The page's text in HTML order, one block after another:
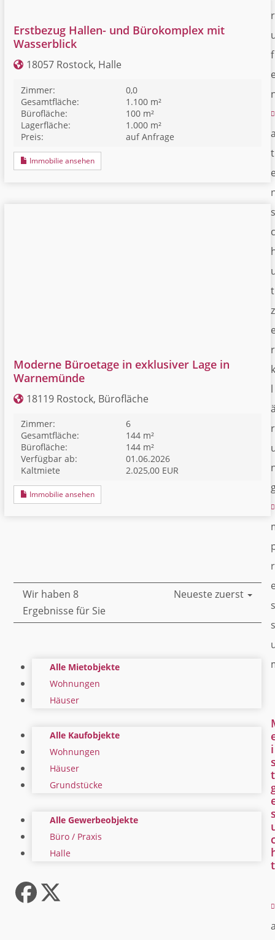
Erstbezug Hallen- und Bürokomplex mit
Wasserblick
18057 Rostock, Halle
Zimmer:
0,0
Gesamtfläche:
1.100 m²
Bürofläche:
100 m²
Lagerfläche:
1.000 m²
Preis:
auf Anfrage
Immobilie ansehen
Moderne Büroetage in exklusiver Lage in
Warnemünde
18119 Rostock, Bürofläche
Zimmer:
6
Gesamtfläche:
144 m²
Bürofläche:
144 m²
Verfügbar ab:
01.06.2026
Kaltmiete
2.025,00 EUR
Immobilie ansehen
Wir haben 8
Ergebnisse für Sie
Neueste zuerst
Alle Mietobjekte
Wohnungen
Häuser
Alle Kaufobjekte
Wohnungen
Häuser
Grundstücke
Alle Gewerbeobjekte
Büro / Praxis
Halle
Facebook
Twitter
r
f
t
s
c
t
z
r
k
l
r
r
s
s
i
t
t